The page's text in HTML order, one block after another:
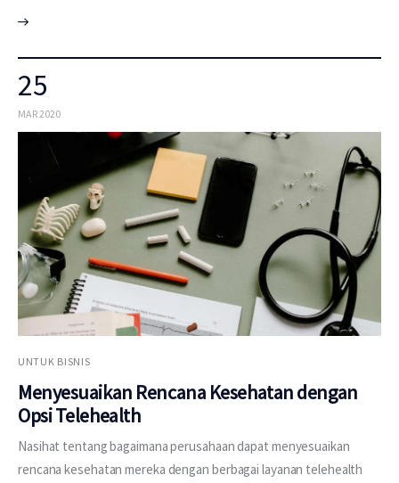
25
MAR 2020
UNTUK BISNIS
Menyesuaikan Rencana Kesehatan dengan
Opsi Telehealth
Nasihat tentang bagaimana perusahaan dapat menyesuaikan
rencana kesehatan mereka dengan berbagai layanan telehealth